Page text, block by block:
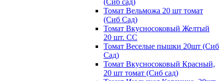
(Сиб сад)
Томат Вельможа 20 шт томат
(Сиб Сад)
Томат Вкусносоковый Желтый
20 шт. СС
Томат Веселые пышки 20шт (Сиб
Сад)
Томат Вкусносоковый Красный,
20 шт томат (Сиб сад)